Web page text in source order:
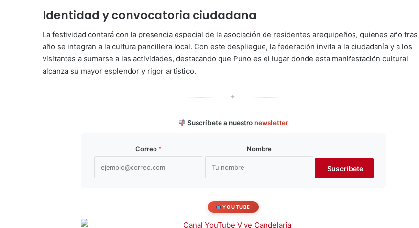
Identidad y convocatoria ciudadana
La festividad contará con la presencia especial de la asociación de residentes arequipeños, quienes año tras
año se integran a la cultura pandillera local. Con este despliegue, la federación invita a la ciudadanía y a los
visitantes a sumarse a las actividades, destacando que Puno es el lugar donde esta manifestación cultural
alcanza su mayor esplendor y rigor artístico.
✦
Suscríbete a nuestro newsletter
Correo * Nombre
YOUTUBE